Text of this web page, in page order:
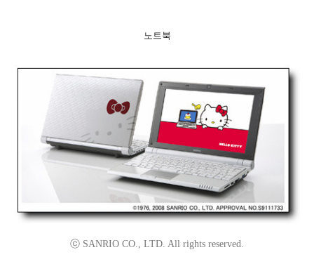
노트북
ⓒ SANRIO CO., LTD. All rights reserved.